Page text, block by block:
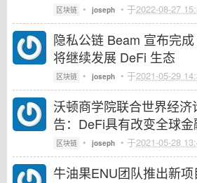
区块链 • joseph • 于2022-08-27
隐私公链 Beam 宣布完成
将继续发展 DeFi 生态
区块链 • joseph • 于2021-05-29
沃顿商学院联合世界经济
告：DeFi具有改变全球
区块链 • joseph • 于2021-05-28
牛油果ENU团队推出新